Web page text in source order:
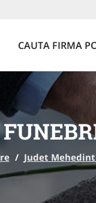
CAUTA FIRMA
/ Judet